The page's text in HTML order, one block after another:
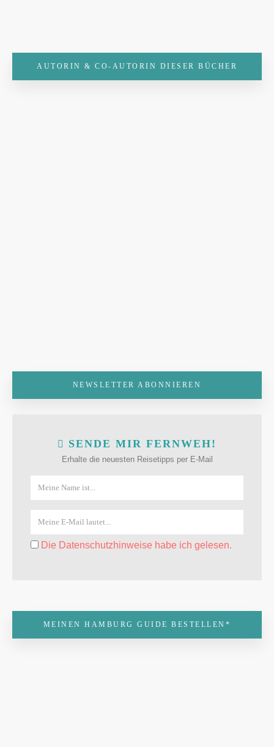
AUTORIN & CO-AUTORIN DIESER BÜCHER
NEWSLETTER ABONNIEREN
SENDE MIR FERNWEH!
Erhalte die neuesten Reisetipps per E-Mail
Die Datenschutzhinweise habe ich gelesen.
MEINEN HAMBURG GUIDE BESTELLEN*